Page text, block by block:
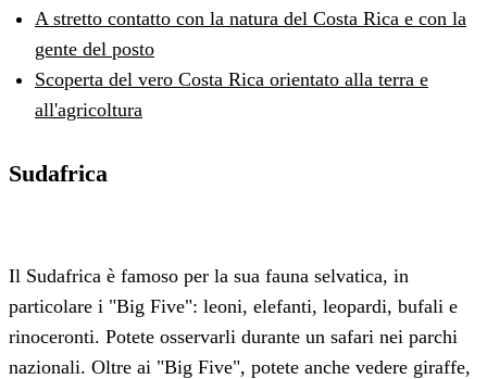
A stretto contatto con la natura del Costa Rica e con la
gente del posto
Scoperta del vero Costa Rica orientato alla terra e
all'agricoltura
Sudafrica
Il Sudafrica è famoso per la sua fauna selvatica, in
particolare i "Big Five": leoni, elefanti, leopardi, bufali e
rinoceronti. Potete osservarli durante un safari nei parchi
nazionali. Oltre ai "Big Five", potete anche vedere giraffe,